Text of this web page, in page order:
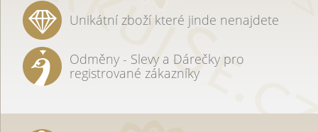
Unikátní zboží které jinde nenajdete
Odměny - Slevy a Dárečky pro
registrované zákazníky